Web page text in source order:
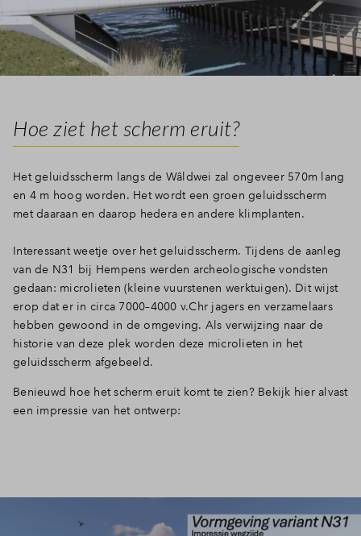
Hoe ziet het scherm eruit?
Het geluidsscherm langs de Wâldwei zal ongeveer 570m lang
en 4 m hoog worden. Het wordt een groen geluidsscherm
met daaraan en daarop hedera en andere klimplanten.
Interessant weetje over het geluidsscherm. Tijdens de aanleg
van de N31 bij Hempens werden archeologische vondsten
gedaan: microlieten (kleine vuurstenen werktuigen). Dit wijst
erop dat er in circa 7000–4000 v.Chr jagers en verzamelaars
hebben gewoond in de omgeving. Als verwijzing naar de
historie van deze plek worden deze microlieten in het
geluidsscherm afgebeeld.
Benieuwd hoe het scherm eruit komt te zien? Bekijk hier alvast
een impressie van het ontwerp: